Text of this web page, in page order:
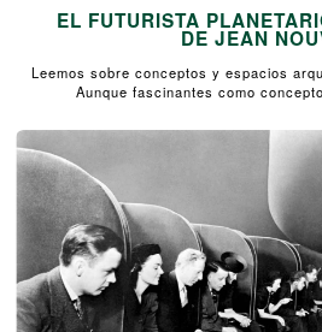
EL FUTURISTA
DE JEAN
Leemos sobre conceptos y espacios
Aunque fascinantes como